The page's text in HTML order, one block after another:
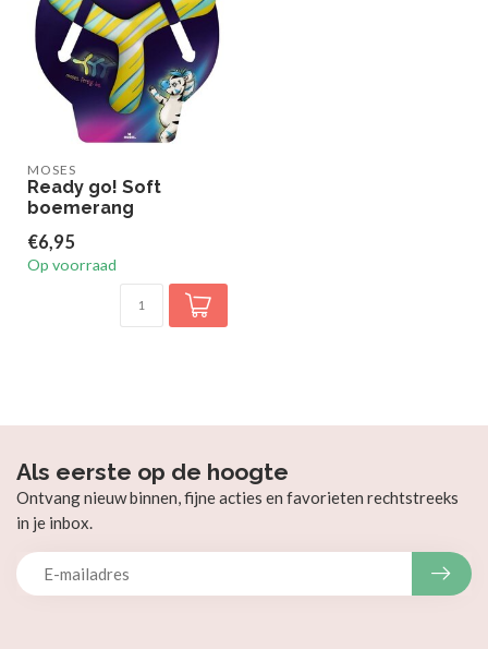
MOSES
Ready go! Soft
boemerang
€6,95
Op voorraad
Als eerste op de hoogte
Ontvang nieuw binnen, fijne acties en favorieten rechtstreeks
in je inbox.